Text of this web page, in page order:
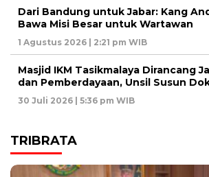
Dari Bandung untuk Jabar: Kang
Bawa Misi Besar untuk Wartawan
1 Agustus 2026 | 2:21 pm WIB
Masjid IKM Tasikmalaya Dirancang
dan Pemberdayaan, Unsil Susun
30 Juli 2026 | 5:36 pm WIB
TRIBRATA